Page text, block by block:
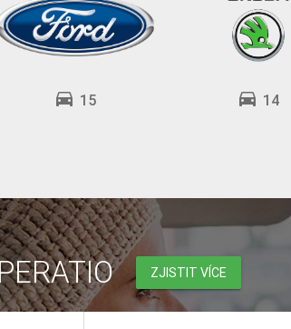
directions_car 15 directions_car 14
ZJISTIT VÍCE